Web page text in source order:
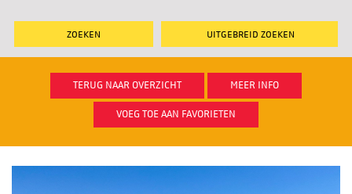
UITGEBREID ZOEKEN
TERUG NAAR OVERZICHT MEER INFO
VOEG TOE AAN FAVORIETEN